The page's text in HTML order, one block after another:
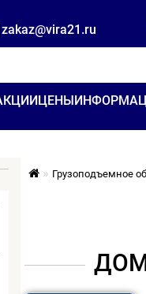
zakaz@vira21.ru
ЦЕНЫ
Грузоподъемное